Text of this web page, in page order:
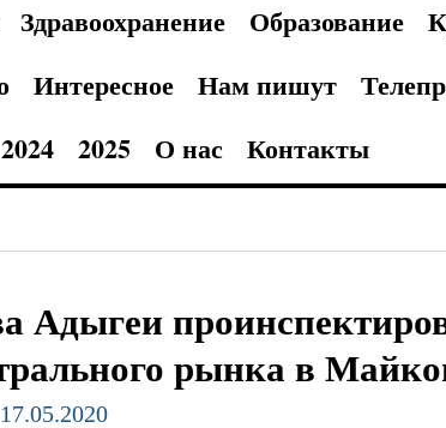
Здравоохранение Образование
Интересное Нам пишут
2024 2025 О нас Контакты
Адыгеи
рынка в